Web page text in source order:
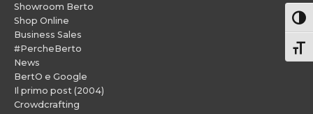
Showroom Berto
Shop Online
Business Sales
#PercheBerto
News
BertO e Google
Il primo post (2004)
Crowdcrafting